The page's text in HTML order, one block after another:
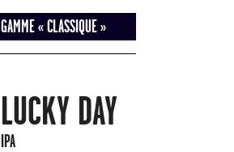
GAMME « CLASSIQUE »
LUCKY DAY
IPA